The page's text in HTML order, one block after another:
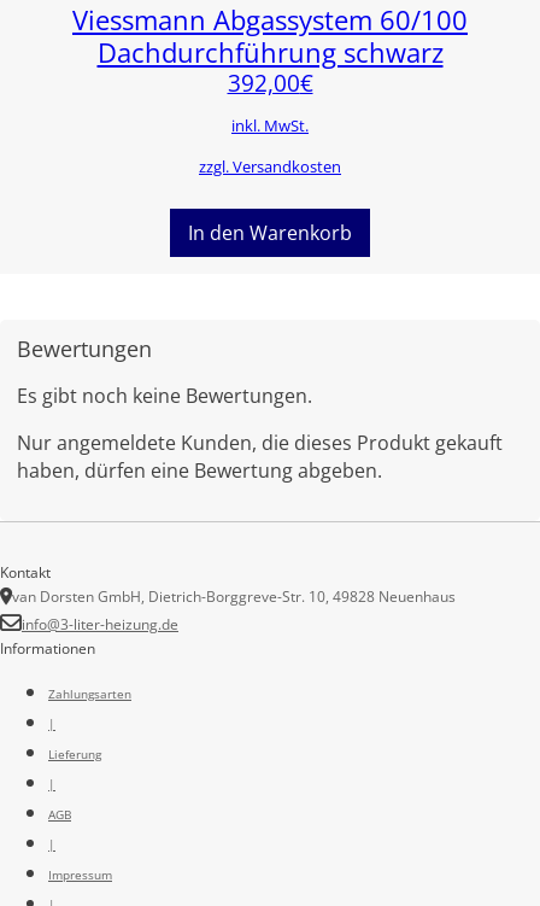
Viessmann Abgassystem 60/100
Dachdurchführung schwarz
392,00€
inkl. MwSt.
zzgl. Versandkosten
In den Warenkorb
Bewertungen
Es gibt noch keine Bewertungen.
Nur angemeldete Kunden, die dieses Produkt gekauft
haben, dürfen eine Bewertung abgeben.
Informationen
Zahlungsarten
|
Lieferung
|
AGB
|
Impressum
Kontakt
van Dorsten GmbH, Dietrich-Borggreve-Str. 10, 49828 Neuenhaus
info@3-liter-heizung.de